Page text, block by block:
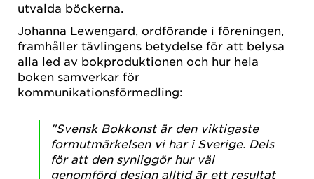
utvalda böckerna.
Johanna Lewengard, ordförande i föreningen,
framhåller tävlingens betydelse för att belysa
alla led av bokproduktionen och hur hela
boken samverkar för
kommunikationsförmedling:
"Svensk Bokkonst är den viktigaste
formutmärkelsen vi har i Sverige. Dels
för att den synliggör hur väl
genomförd design alltid är ett resultat